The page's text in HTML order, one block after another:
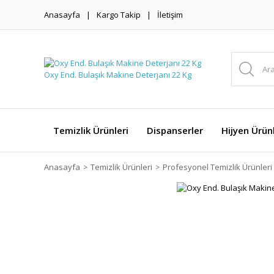
Anasayfa Kargo Takip İletişim
Temizlik Ürünleri Dispanserler Hijyen
Anasayfa Temizlik Ürünleri Profesyonel Temizlik Ürünleri